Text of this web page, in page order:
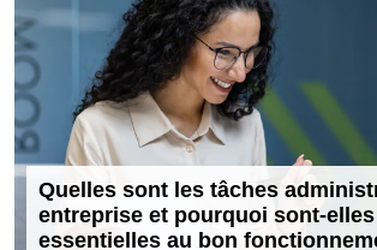
Quelles sont les tâches
entreprise et pourquoi sont-elles
essentielles au bon